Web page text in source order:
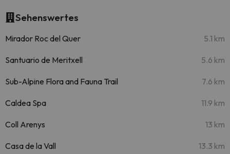
Sehenswertes
Mirador Roc del Quer 5.1 km
Santuario de Meritxell 5.6 km
Sub-Alpine Flora and Fauna Trail 7.6 km
Caldea Spa 11.9 km
Coll Arenys 13 km
Casa de la Vall 13.3 km